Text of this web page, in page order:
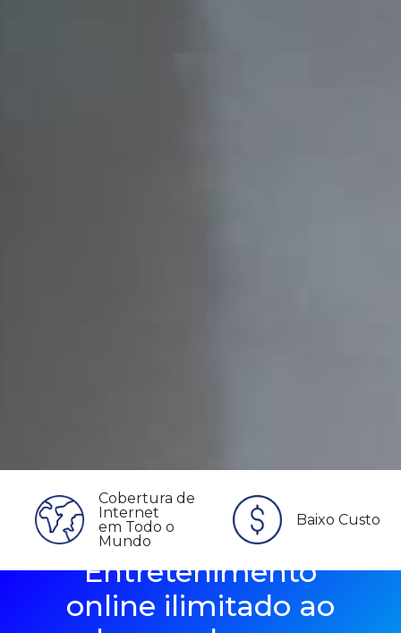
Cobertura de
Internet
em Todo o
Mundo
Baixo Custo
Entretenimento
online ilimitado ao